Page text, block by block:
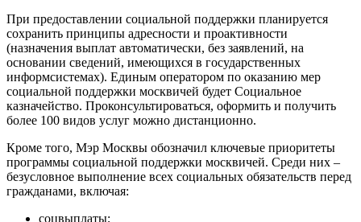
При предоставлении социальной поддержки планируется
сохранить принципы адресности и проактивности
(назначения выплат автоматически, без заявлений, на
основании сведений, имеющихся в государственных
информсистемах). Единым оператором по оказанию мер
социальной поддержки москвичей будет Социальное
казначейство. Проконсультироваться, оформить и получить
более 100 видов услуг можно дистанционно.
Кроме того, Мэр Москвы обозначил ключевые приоритеты
программы социальной поддержки москвичей. Среди них –
безусловное выполнение всех социальных обязательств перед
гражданами, включая:
соцвыплаты;